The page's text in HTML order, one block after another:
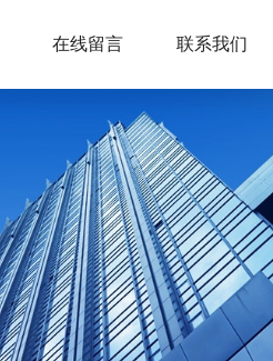
在线留言 联系我们